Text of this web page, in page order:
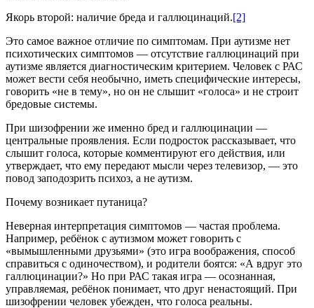
Якорь второй: наличие бреда и галлюцинаций.[2]
Это самое важное отличие по симптомам. При аутизме нет
психотических симптомов — отсутствие галлюцинаций при
аутизме является диагностическим критерием. Человек с РАС
может вести себя необычно, иметь специфические интересы,
говорить «не в тему», но он не слышит «голоса» и не строит
бредовые системы.
При шизофрении же именно бред и галлюцинации —
центральные проявления. Если подросток рассказывает, что
слышит голоса, которые комментируют его действия, или
утверждает, что ему передают мысли через телевизор, — это
повод заподозрить психоз, а не аутизм.
Почему возникает путаница?
Неверная интерпретация симптомов — частая проблема.
Например, ребёнок с аутизмом может говорить с
«вымышленными друзьями» (это игра воображения, способ
справиться с одиночеством), и родители боятся: «А вдруг это
галлюцинации?» Но при РАС такая игра — осознанная,
управляемая, ребёнок понимает, что друг ненастоящий. При
шизофрении человек убежден, что голоса реальны.